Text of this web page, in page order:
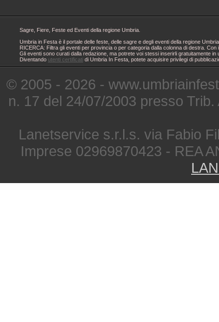
Sagre, Fiere, Feste ed Eventi della regione Umbria.
Umbria in Festa è il portale delle feste, delle sagre e degli eventi della regione
RICERCA: Filtra gli eventi per provincia o per categoria dalla colonna di destra.
Gli eventi sono curati dalla redazione, ma potrete voi stessi inserirli gratuitamente
Diventando utenti certificati di Umbria In Festa, potete acquisire privilegi di
© 2005 - 2026 -
n. 17 del 24/07/2003 presso
Lanetservice s.r.l.s. via Fabio
Imprese 02969870423 - REA